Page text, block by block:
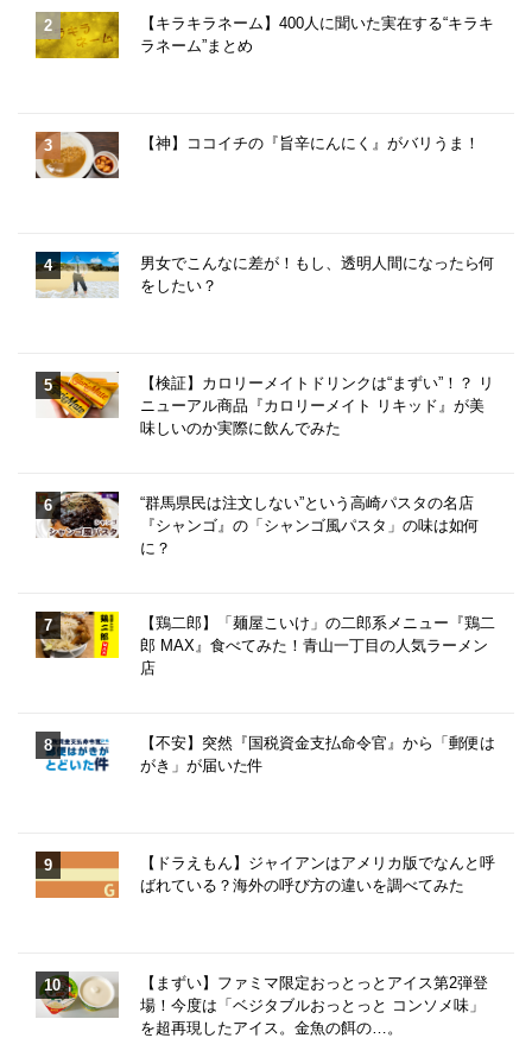
【キラキラネーム】400人に聞いた実在する“キラキ
ラネーム”まとめ
【神】ココイチの『旨辛にんにく』がバリうま！
男女でこんなに差が！もし、透明人間になったら何
をしたい？
【検証】カロリーメイトドリンクは“まずい”！？ リ
ニューアル商品『カロリーメイト リキッド』が美
味しいのか実際に飲んでみた
“群馬県民は注文しない”という高崎パスタの名店
『シャンゴ』の「シャンゴ風パスタ」の味は如何
に？
【鶏二郎】「麺屋こいけ」の二郎系メニュー『鶏二
郎 MAX』食べてみた！青山一丁目の人気ラーメン
店
【不安】突然『国税資金支払命令官』から「郵便は
がき」が届いた件
【ドラえもん】ジャイアンはアメリカ版でなんと呼
ばれている？海外の呼び方の違いを調べてみた
【まずい】ファミマ限定おっとっとアイス第2弾登
場！今度は「ベジタブルおっとっと コンソメ味」
を超再現したアイス。金魚の餌の…。